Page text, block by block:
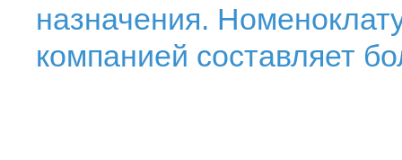
назначения.
компанией составляет